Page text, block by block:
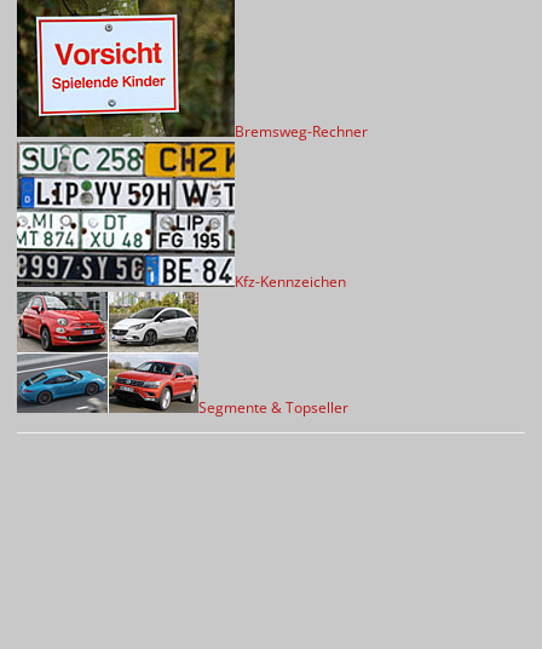
Bremsweg-Rechner
Kfz-Kennzeichen
Segmente & Topseller